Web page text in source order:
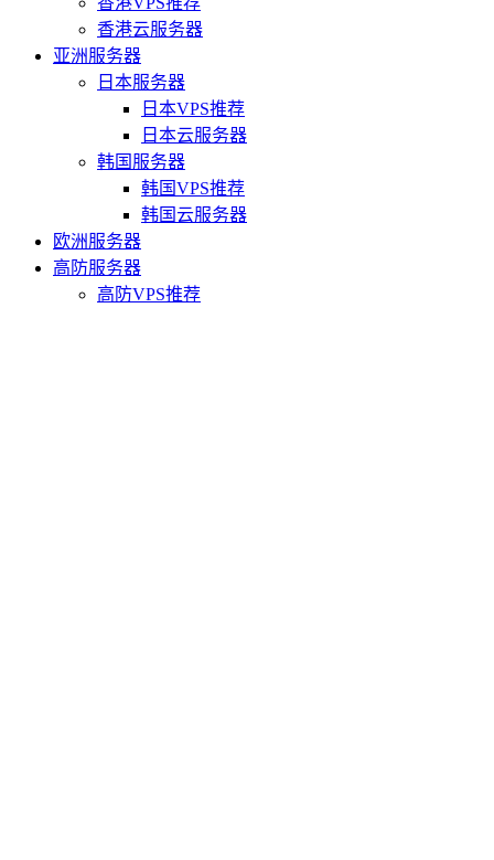
香港云服务器
亚洲服务器
日本服务器
日本VPS推荐
日本云服务器
韩国服务器
韩国VPS推荐
韩国云服务器
欧洲服务器
高防服务器
高防VPS推荐